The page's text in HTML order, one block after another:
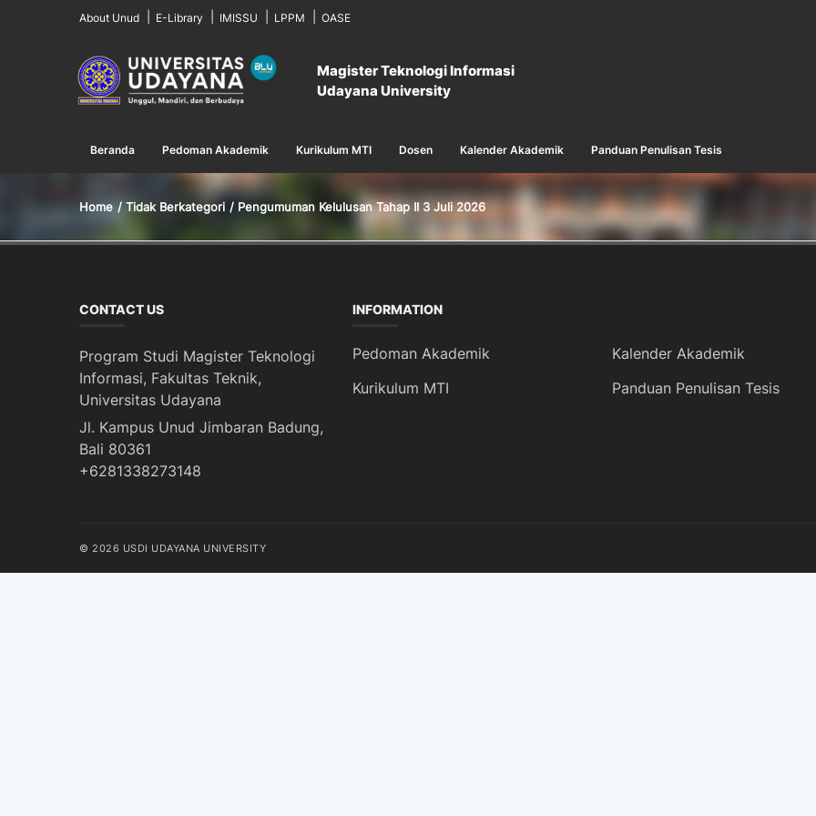
About Unud E-Library IMISSU LPPM OASE
Magister Teknologi Informasi
Udayana University
Beranda Pedoman Akademik Kurikulum MTI Dosen Kalender Akademik Panduan Penulisan Tesis
Home Tidak Berkategori Pengumuman Kelulusan Tahap II 3 Juli 2026
CONTACT US
Program Studi Magister Teknologi
Informasi, Fakultas Teknik,
Universitas Udayana
Jl. Kampus Unud Jimbaran Badung,
Bali 80361
+6281338273148
INFORMATION
Pedoman Akademik
Kalender Akademik
Kurikulum MTI
Panduan Penulisan Tesis
© 2026 USDI UDAYANA UNIVERSITY